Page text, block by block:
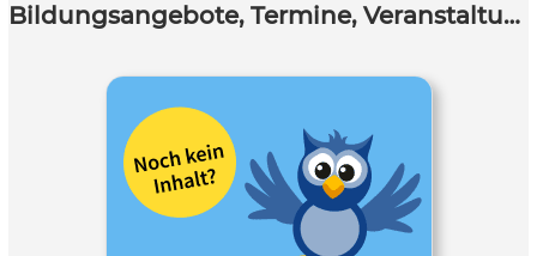
Bildungsangebote, Termine, Veranstaltungen